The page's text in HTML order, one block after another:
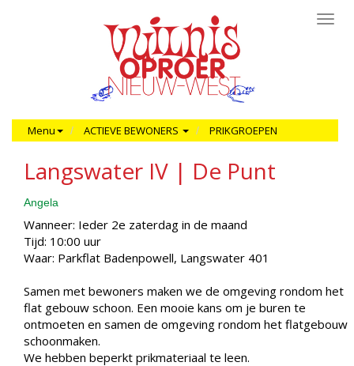
Menu ACTIEVE BEWONERS PRIKGROEPEN
Langswater IV | De Punt
Angela
Wanneer: Ieder 2e zaterdag in de maand
Tijd: 10:00 uur
Waar: Parkflat Badenpowell, Langswater 401
Samen met bewoners maken we de omgeving rondom het
flat gebouw schoon. Een mooie kans om je buren te
ontmoeten en samen de omgeving rondom het flatgebouw
schoonmaken.
We hebben beperkt prikmateriaal te leen.